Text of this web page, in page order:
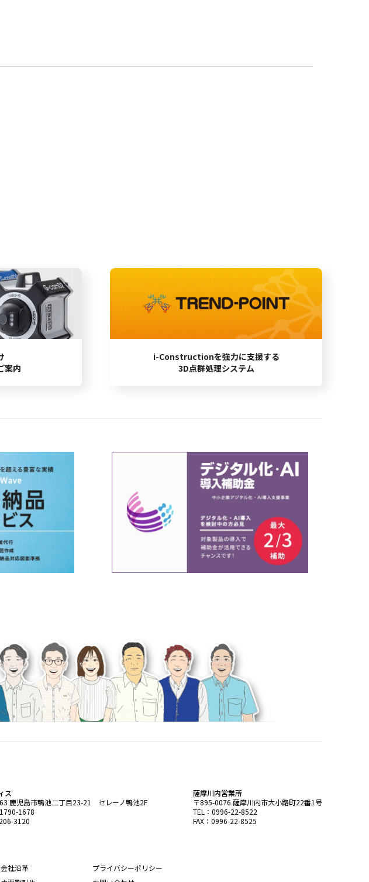
案内
i-Constructionを強力に支援する
3D点群処理システム
ス
鹿児島市鴨池二丁目23-21 セレーノ鴨池2F
1678
3120
薩摩川内営業所
〒895-0076 薩摩川内市大小路町22番1号
TEL：0996-22-8522
FAX：0996-22-8525
会社沿革
プライバシーポリシー